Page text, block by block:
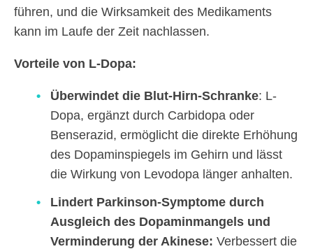
führen, und die Wirksamkeit des Medikaments
kann im Laufe der Zeit nachlassen.
Vorteile von L-Dopa:
Überwindet die Blut-Hirn-Schranke: L-
Dopa, ergänzt durch Carbidopa oder
Benserazid, ermöglicht die direkte Erhöhung
des Dopaminspiegels im Gehirn und lässt
die Wirkung von Levodopa länger anhalten.
Lindert Parkinson-Symptome durch
Ausgleich des Dopaminmangels und
Verminderung der Akinese: Verbessert die